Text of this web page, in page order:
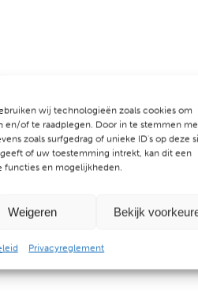
wij technologieën zoals cookies om
en/of te raadplegen. Door in te stemmen
zoals surfgedrag of unieke ID's op deze
of uw toestemming intrekt, kan dit een
functies en mogelijkheden.
Weigeren Bekijk
Privacyreglement